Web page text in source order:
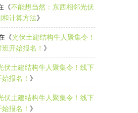
《不能想当然：东西相邻光伏
计算方法》
《光伏土建结构牛人聚集令！
开始报名！ 》
伏土建结构牛人聚集令！线下
报名！ 》
伏土建结构牛人聚集令！线下
报名！ 》